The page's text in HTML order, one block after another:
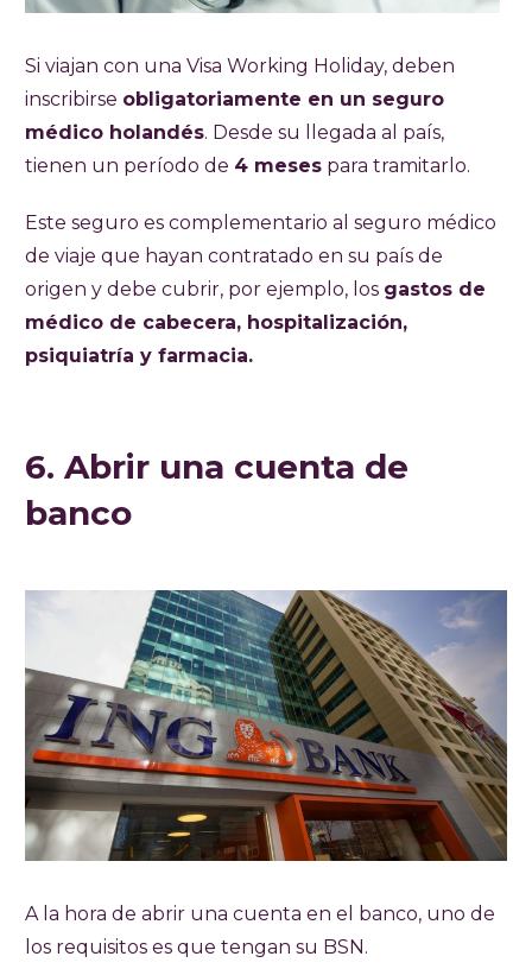
Si viajan con una Visa Working Holiday, deben
inscribirse obligatoriamente en un seguro
médico holandés. Desde su llegada al país,
tienen un período de 4 meses para tramitarlo.
Este seguro es complementario al seguro médico
de viaje que hayan contratado en su país de
origen y debe cubrir, por ejemplo, los gastos de
médico de cabecera, hospitalización,
psiquiatría y farmacia.
6. Abrir una cuenta de
banco
A la hora de abrir una cuenta en el banco, uno de
los requisitos es que tengan su BSN.